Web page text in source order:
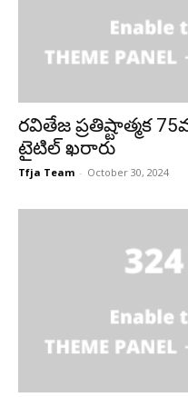
రవితేజ ప్రతిష్టాత్మక
టైటిల్ ఖరారు
Tfja Team - October 30, 2024